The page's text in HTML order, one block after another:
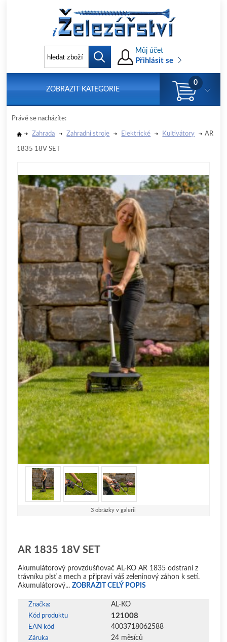
Můj účet
Přihlásit se
ZOBRAZIT KATEGORIE
0
Právě se nacházíte:
Zahrada Zahradni stroje Elektrické Kultivátory AR
1835 18V SET
3 obrázky v galerii
AR 1835 18V SET
Akumulátorový provzdušňovač AL-KO AR 1835 odstraní z
trávníku plsť a mech a připraví váš zeleninový záhon k setí.
Akumulátorový... ZOBRAZIT CELÝ POPIS
Značka: AL-KO
Kód produktu 121008
EAN kód 4003718062588
Záruka 24 měsíců